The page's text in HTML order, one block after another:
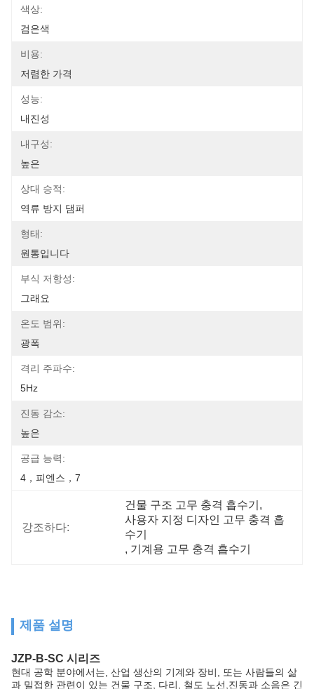
색상:
검은색
비용:
저렴한 가격
성능:
내진성
내구성:
높은
상대 승적:
역류 방지 댐퍼
형태:
원통입니다
부식 저항성:
그래요
온도 범위:
광폭
격리 주파수:
5Hz
진동 감소:
높은
공급 능력:
4，피엔스，7
강조하다:
건물 구조 고무 충격 흡수기 ,
사용자 지정 디자인 고무 충격 흡
수기
, 기계용 고무 충격 흡수기
제품 설명
JZP-B-SC 시리즈
현대 공학 분야에서는, 산업 생산의 기계와 장비, 또는 사람들의 삶
과 밀접한 관련이 있는 건물 구조, 다리, 철도 노선,진동과 소음은 긴